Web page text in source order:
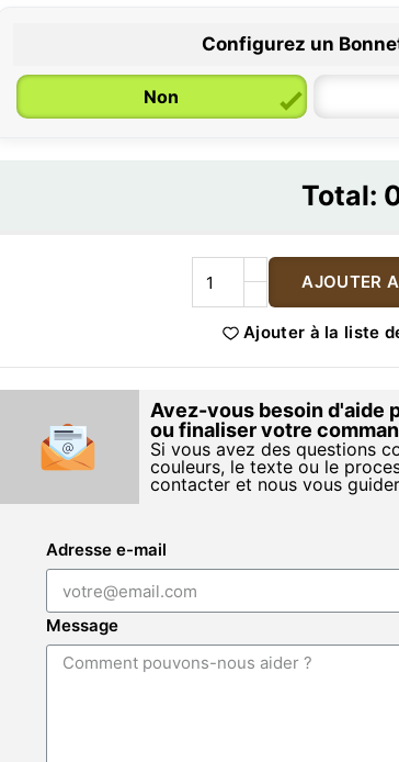
Configurez un
Non
Total:
AJOUTER
Ajouter à la liste
Avez-vous besoin d'aide
ou finaliser votre
Si vous avez des questions
couleurs, le texte ou le
contacter et nous vous
Adresse e-mail
Message